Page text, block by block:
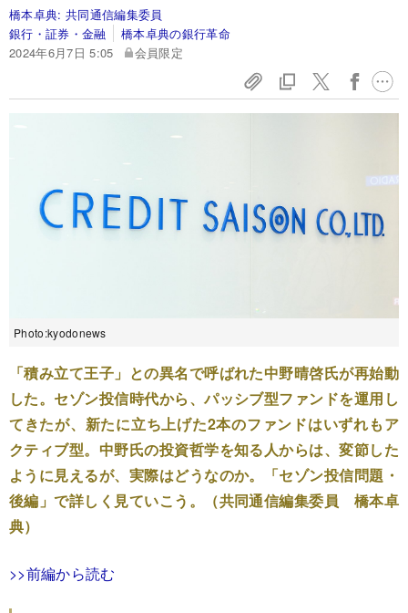
橋本卓典: 共同通信編集委員
銀行・証券・金融
橋本卓典の銀行革命
2024年6月7日 5:05
会員限定
Photo:kyodonews
「積み立て王子」との異名で呼ばれた中野晴啓氏が再始動
した。セゾン投信時代から、パッシブ型ファンドを運用し
てきたが、新たに立ち上げた2本のファンドはいずれもア
クティブ型。中野氏の投資哲学を知る人からは、変節した
ように見えるが、実際はどうなのか。「セゾン投信問題・
後編」で詳しく見ていこう。（共同通信編集委員 橋本卓
典）
>>前編から読む